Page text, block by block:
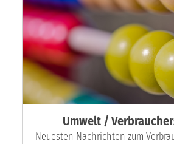
Umwelt /
Neuesten Nachrichten zum